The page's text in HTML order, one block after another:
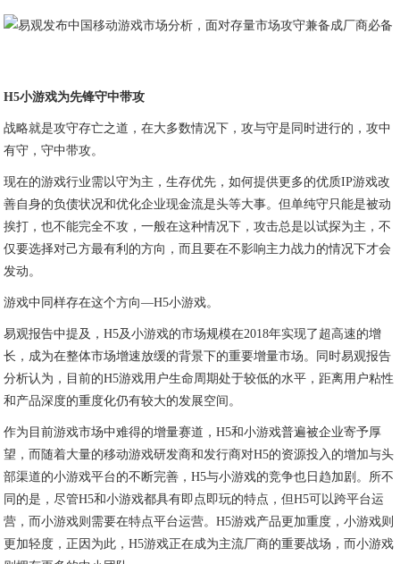
H5小游戏为先锋守中带攻
战略就是攻守存亡之道，在大多数情况下，攻与守是同时进行的，攻中
有守，守中带攻。
现在的游戏行业需以守为主，生存优先，如何提供更多的优质IP游戏改
善自身的负债状况和优化企业现金流是头等大事。但单纯守只能是被动
挨打，也不能完全不攻，一般在这种情况下，攻击总是以试探为主，不
仅要选择对己方最有利的方向，而且要在不影响主力战力的情况下才会
发动。
游戏中同样存在这个方向—H5小游戏。
易观报告中提及，H5及小游戏的市场规模在2018年实现了超高速的增
长，成为在整体市场增速放缓的背景下的重要增量市场。同时易观报告
分析认为，目前的H5游戏用户生命周期处于较低的水平，距离用户粘性
和产品深度的重度化仍有较大的发展空间。
作为目前游戏市场中难得的增量赛道，H5和小游戏普遍被企业寄予厚
望，而随着大量的移动游戏研发商和发行商对H5的资源投入的增加与头
部渠道的小游戏平台的不断完善，H5与小游戏的竞争也日趋加剧。所不
同的是，尽管H5和小游戏都具有即点即玩的特点，但H5可以跨平台运
营，而小游戏则需要在特点平台运营。H5游戏产品更加重度，小游戏则
更加轻度，正因为此，H5游戏正在成为主流厂商的重要战场，而小游戏